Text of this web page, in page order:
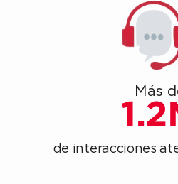
Más
de interacciones